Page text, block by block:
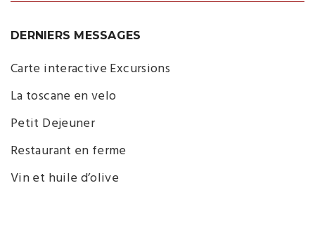
DERNIERS MESSAGES
Carte interactive Excursions
La toscane en velo
Petit Dejeuner
Restaurant en ferme
Vin et huile d’olive